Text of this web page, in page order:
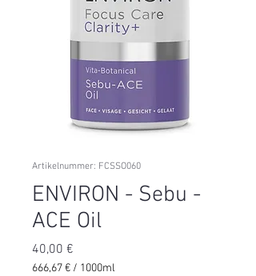
Artikelnummer: FCSSO060
ENVIRON - Sebu -
ACE Oil
40,00 €
666,67 € / 1000ml